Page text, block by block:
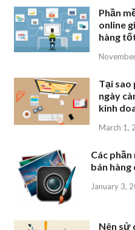
Phần
online
hàng
Tại sao
ngày
kinh
March 1,
Các
bán hàng
January 3,
Nên sử